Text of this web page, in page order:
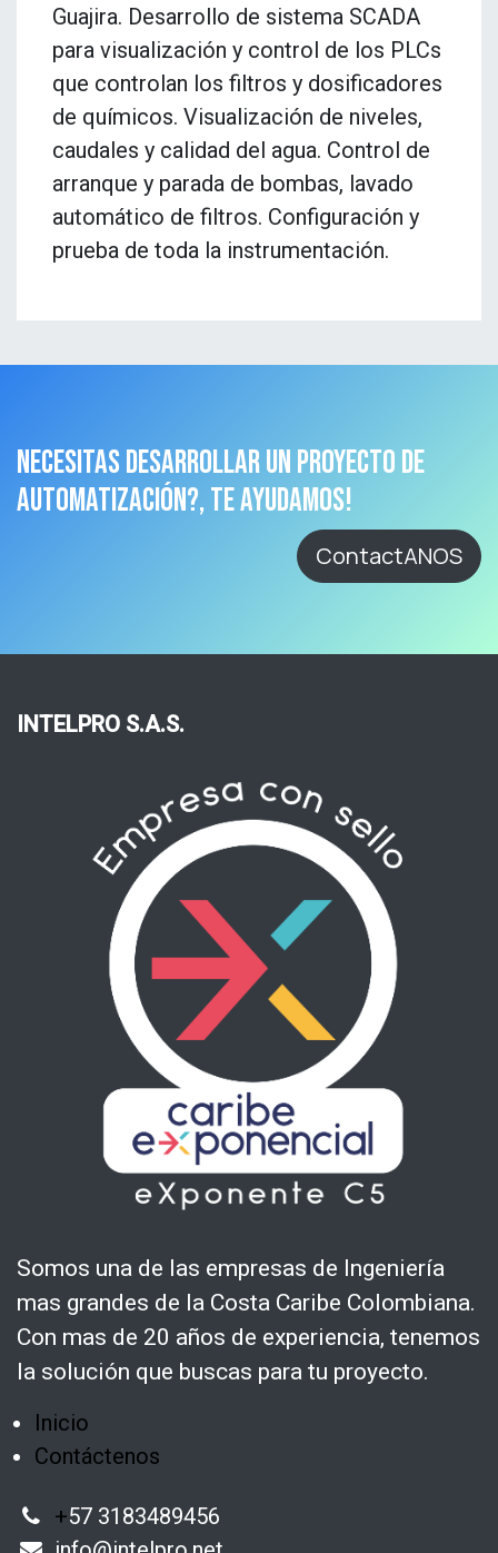
Guajira. Desarrollo de sistema SCADA
para visualización y control de los PLCs
que controlan los filtros y dosificadores
de químicos. Visualización de niveles,
caudales y calidad del agua. Control de
arranque y parada de bombas, lavado
automático de filtros. Configuración y
prueba de toda la instrumentación.
NECESITAS DESARROLLAR UN PROYECTO DE
AUTOMATIZACIÓN?, TE AYUDAMOS!
ContactANOS
INTELPRO S.A.S.
Somos una de las empresas de Ingeniería
mas grandes de la Costa Caribe Colombiana.
Con mas de 20 años de experiencia, tenemos
la solución que buscas para tu proyecto.
Inicio
Contáctenos
+57 3183489456